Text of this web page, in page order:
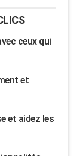
ceux qui
et
et aidez les